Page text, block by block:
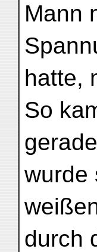
Mann
hatte,
So
wurde
durch